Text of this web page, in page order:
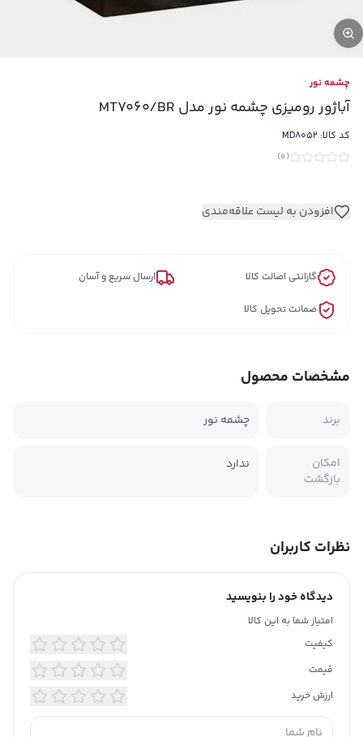
چشمه نور
آباژور رومیزی چشمه نور مدل MT7060/BR
کد کالا: MD8052
(
0
)
افزودن به لیست علاقه‌مندی
گارانتی اصالت کالا ارسال سریع و آسان
ضمانت تحویل کالا
مشخصات محصول
برند چشمه نور
امکان
بازگشت
ندارد
نظرات کاربران
دیدگاه خود را بنویسید
امتیاز شما به این کالا
کیفیت
قیمت
ارزش خرید